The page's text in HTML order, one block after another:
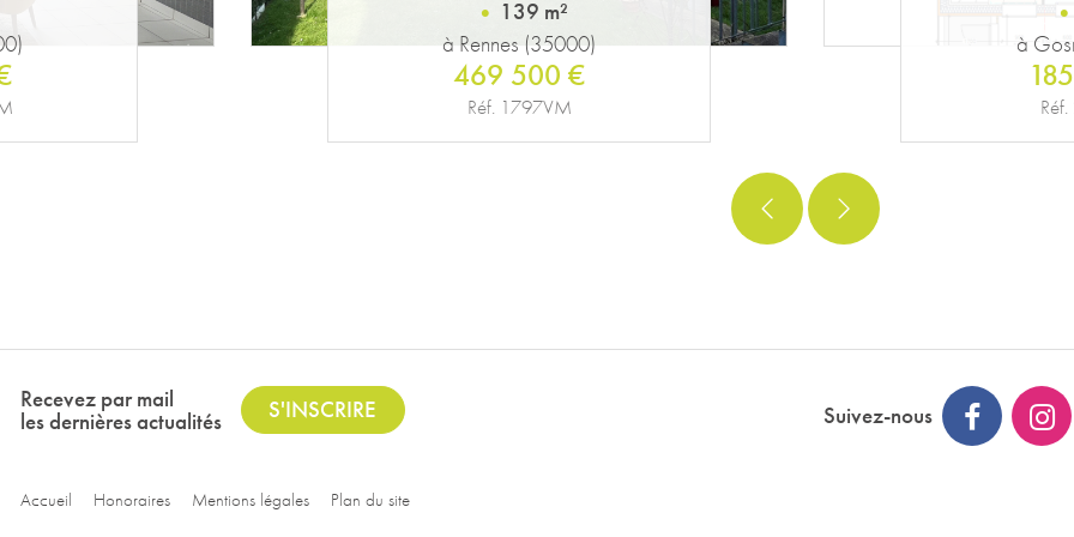
80 m²
à Gosné (35140)
185 000 €
Réf. 2400PM
à
Recevez par mail
les dernières actualités S'INSCRIRE Suivez-nous
Accueil Honoraires Mentions légales Plan du site